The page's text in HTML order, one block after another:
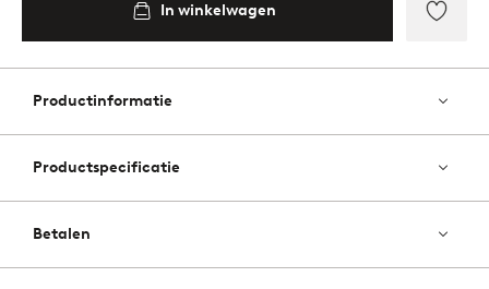
In winkelwagen
aan
Productinformatie
Productspecificatie
Betalen